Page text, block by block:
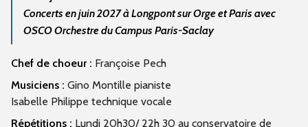
Concerts en juin 2027 à Longpont sur Orge et Paris avec
OSCO Orchestre du Campus Paris-Saclay
Chef de choeur : Françoise Pech
Musiciens : Gino Montille pianiste
Isabelle Philippe technique vocale
Répétitions : Lundi 20h30/ 22h 30 au conservatoire de